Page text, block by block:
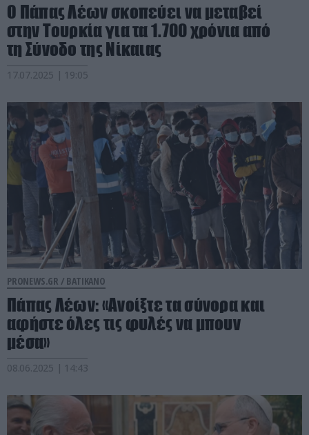
Ο Πάπας Λέων σκοπεύει να μεταβεί
στην Τουρκία για τα 1.700 χρόνια από
τη Σύνοδο της Νίκαιας
17.07.2025 | 19:05
PRONEWS.GR / ΒΑΤΙΚΑΝΟ
Πάπας Λέων: «Ανοίξτε τα σύνορα και
αφήστε όλες τις φυλές να μπουν
μέσα»
08.06.2025 | 14:43